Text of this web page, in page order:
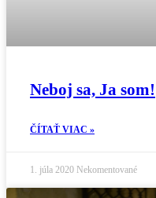
Neboj sa, Ja som!
ČÍTAŤ VIAC »
1. júla 2020 Nekomentované